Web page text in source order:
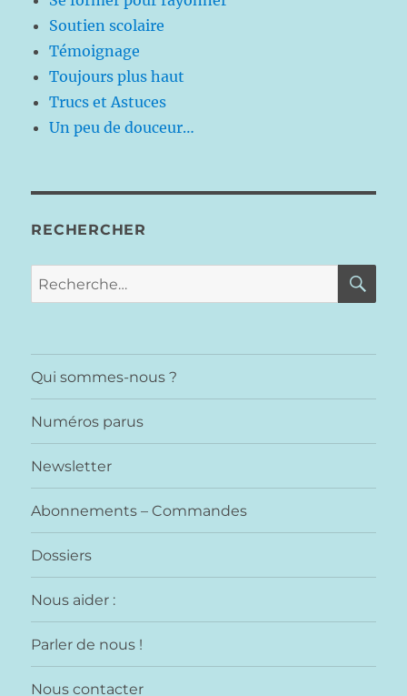
Soutien scolaire
Témoignage
Toujours plus haut
Trucs et Astuces
Un peu de douceur…
RECHERCHER
Recherche
pour :
Qui sommes-nous ?
Numéros parus
Newsletter
Abonnements – Commandes
Dossiers
Nous aider :
Parler de nous !
Nous contacter